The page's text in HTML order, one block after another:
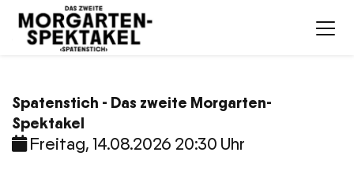
Spatenstich - Das zweite Morgarten-
Spektakel
Freitag, 14.08.2026 20:30 Uhr